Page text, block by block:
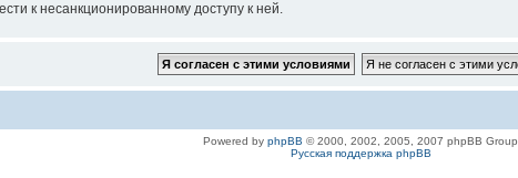
к несанкционированному доступу к ней.
Powered by phpBB © 2000, 2002, 2005, 2007 phpBB Group
Русская поддержка phpBB